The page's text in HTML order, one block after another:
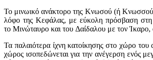
Το μινωικό ανάκτορο της Κνωσού (ή Κνωσσού),
λόφο της Κεφάλας, με εύκολη πρόσβαση
το Μινώταυρο και του Δαίδαλου με τον
Τα παλαιότερα ίχνη κατοίκησης στο χώρο
χώρος ισοπεδώνεται για την ανέγερση ενός